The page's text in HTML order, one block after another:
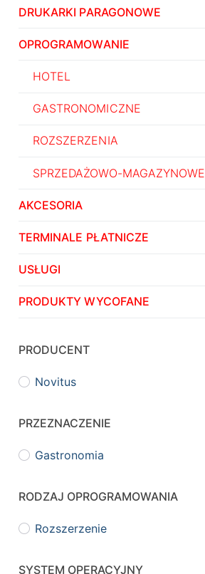
DRUKARKI PARAGONOWE
OPROGRAMOWANIE
HOTEL
GASTRONOMICZNE
ROZSZERZENIA
SPRZEDAŻOWO-MAGAZYNOWE
AKCESORIA
TERMINALE PŁATNICZE
USŁUGI
PRODUKTY WYCOFANE
PRODUCENT
Novitus
PRZEZNACZENIE
Gastronomia
RODZAJ OPROGRAMOWANIA
Rozszerzenie
SYSTEM OPERACYJNY